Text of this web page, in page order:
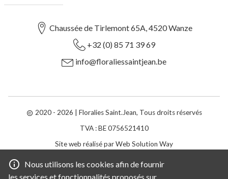
Nous utilisons les cookies afin de fournir
les services et fonctionnalités proposés sur
FacebookInstagram
Chaussée de Tirlemont 65A, 4520 Wanze
+32 (0) 85 71 39 69
info@floraliessaintjean.be
2020 - 2026 | Floralies Saint.Jean, Tous droits réservés
TVA : BE 0756521410
Site web réalisé parWeb Solution Way